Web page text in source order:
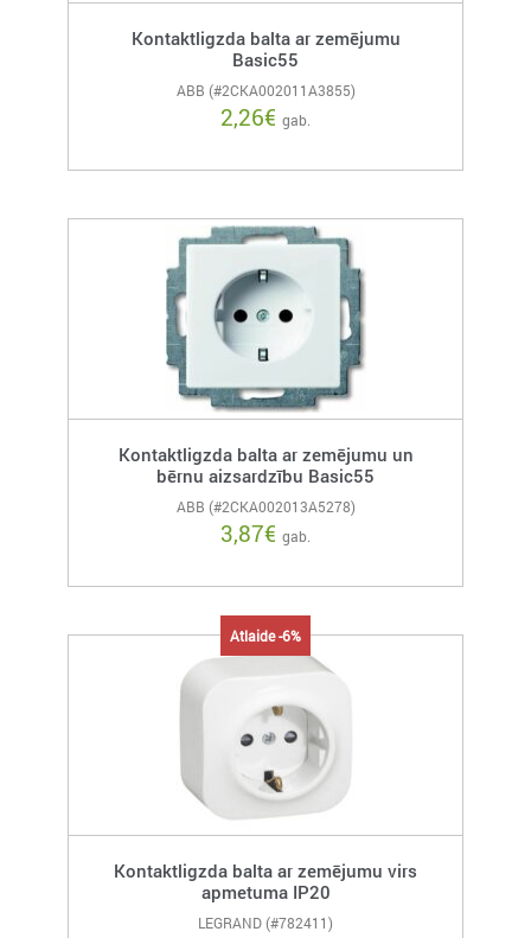
Kontaktligzda balta ar zemējumu
Basic55
ABB (#2CKA002011A3855)
2,26€ gab.
Kontaktligzda balta ar zemējumu un
bērnu aizsardzību Basic55
ABB (#2CKA002013A5278)
3,87€ gab.
Atlaide -6%
Kontaktligzda balta ar zemējumu virs
apmetuma IP20
LEGRAND (#782411)